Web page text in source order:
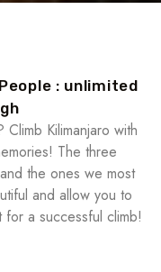
: unlimited
Climb Kilimanjaro with
The three
the ones we most
and allow you to
a successful climb!